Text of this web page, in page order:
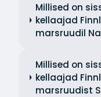
Millised on
kellaajad
marsruudil
Millised on
kellaajad
marsruudist